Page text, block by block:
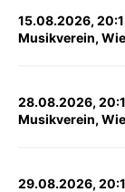
15.08.2026,
Musikverein,
28.08.2026,
Musikverein,
29.08.2026,